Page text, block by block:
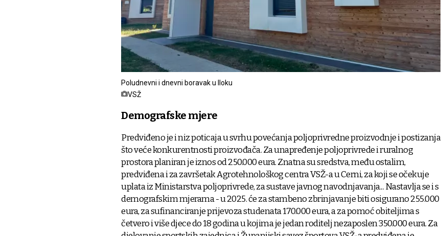
Poludnevni i dnevni boravak u Iloku
VSŽ
Demografske mjere
Predviđeno je i niz poticaja u svrhu povećanja poljoprivredne proizvodnje i postizanja
što veće konkurentnosti proizvođača. Za unapređenje poljoprivrede i ruralnog
prostora planiran je iznos od 250.000 eura. Znatna su sredstva, među ostalim,
predviđena i za završetak Agrotehnološkog centra VSŽ-a u Cerni, za koji se očekuje
uplata iz Ministarstva poljoprivrede, za sustave javnog navodnjavanja... Nastavlja se i s
demografskim mjerama - u 2025. će za stambeno zbrinjavanje biti osigurano 255.000
eura, za sufinanciranje prijevoza studenata 170.000 eura, a za pomoć obiteljima s
četvero i više djece do 18 godina u kojima je jedan roditelj nezaposlen 350.000 eura. Za